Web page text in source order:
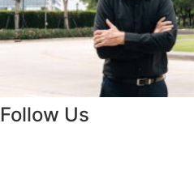
Follow Us